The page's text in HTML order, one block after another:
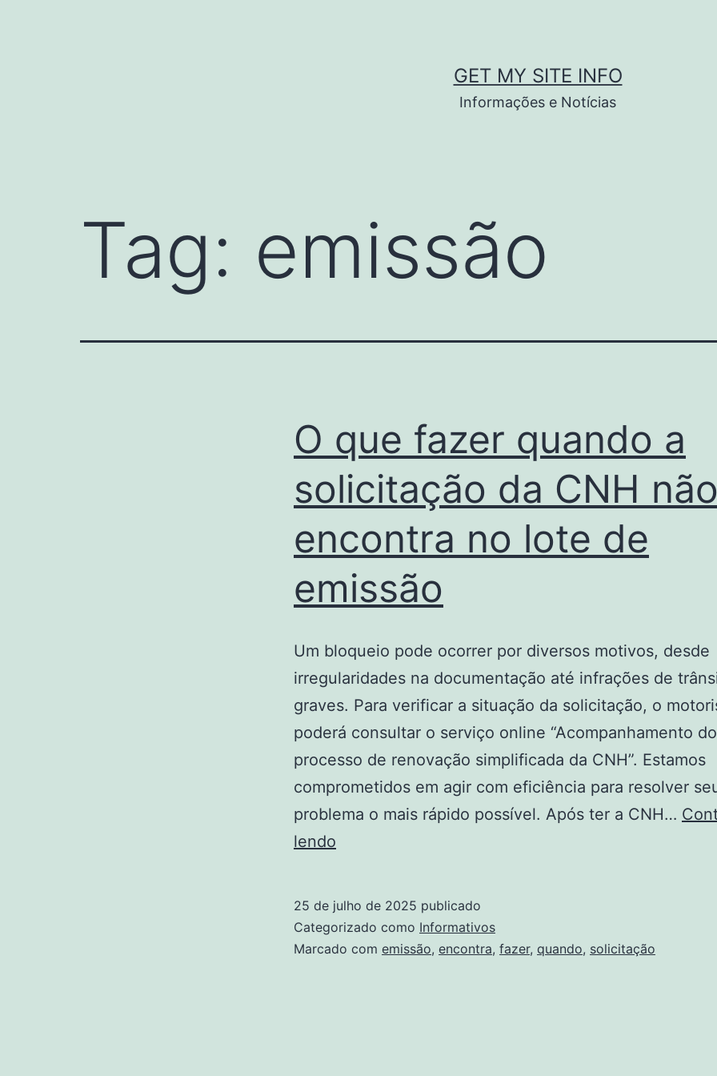
GET MY SITE INFO
Informações e Notícias
Tag: emissão
O que fazer quando a
solicitação da CNH
encontra no lote de
emissão
Um bloqueio pode ocorrer por diversos motivos, desde
irregularidades na documentação até infrações de
graves. Para verificar a situação da solicitação, o
poderá consultar o serviço online “Acompanhamento do
processo de renovação simplificada da CNH”. Estamos
comprometidos em agir com eficiência para resolver
problema o mais rápido possível. Após ter a CNH…
lendo
quando
a
25 de julho de 2025 publicado
Categorizado como Informativos
Marcado com emissão, encontra, fazer, quando, solicitação